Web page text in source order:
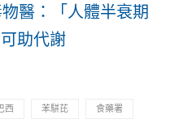
醫：「人體半衰期
助代謝
西 苯駢芘 食藥署